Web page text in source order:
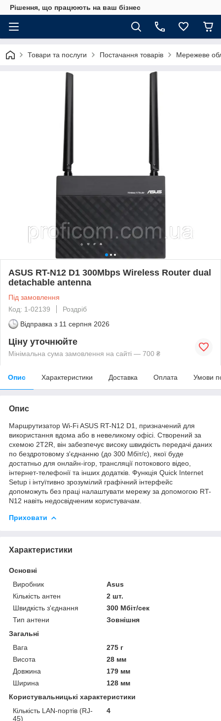
Рішення, що працюють на ваш бізнес
Товари та послуги Постачання товарів Мережеве
ASUS RT-N12 D1 300Mbps Wireless Router dual
detachable antenna
Під замовлення
Код: 1-02139
Роздріб
Відправка з 11 серпня 2026
Ціну уточнюйте
Мінімальна сума замовлення на сайті — 700 ₴
Опис Характеристики Доставка Оплата Умови
Опис
Маршрутизатор Wi-Fi ASUS RT-N12 D1, призначений для
використання вдома або в невеликому офісі. Створений за
схемою 2T2R, він забезпечує високу швидкість передачі даних
по бездротовому з'єднанню (до 300 Мбіт/с), якої буде
достатньо для онлайн-ігор, трансляції потокового відео,
інтернет-телефонії та інших додатків. Функція Quick Internet
Setup і інтуїтивно зрозумілий графічний інтерфейс
допоможуть без праці налаштувати мережу за допомогою RT-
N12 навіть недосвідченим користувачам.
Приховати
Характеристики
Основні
Виробник
Asus
Кількість антен
2 шт.
Швидкість з'єднання
300 Мбіт/сек
Тип антени
Зовнішня
Загальні
Вага
275 г
Висота
28 мм
Довжина
179 мм
Ширина
128 мм
Користувальницькі характеристики
Кількість LAN-портів (RJ-
45)
4